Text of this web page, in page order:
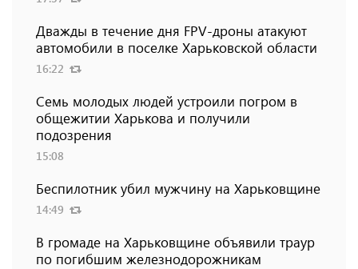
Дважды в течение дня FPV-дроны атакуют
автомобили в поселке Харьковской области
16:22
Семь молодых людей устроили погром в
общежитии Харькова и получили
подозрения
15:08
Беспилотник убил мужчину на Харьковщине
14:49
В громаде на Харьковщине объявили траур
по погибшим железнодорожникам